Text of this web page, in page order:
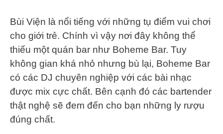
Bùi Viện là nổi tiếng với những tụ điểm vui chơi
cho giới trẻ. Chính vì vậy nơi đây không thể
thiếu một quán bar như Boheme Bar. Tuy
không gian khá nhỏ nhưng bù lại, Boheme Bar
có các DJ chuyên nghiệp với các bài nhạc
được mix cực chất. Bên cạnh đó các bartender
thật nghệ sẽ đem đến cho bạn những ly rượu
đúng chất.